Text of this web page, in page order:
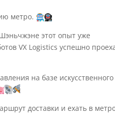
метро.
этот опыт уже
VX Logistics успешно
на базе искусственного
доставки и ехать в